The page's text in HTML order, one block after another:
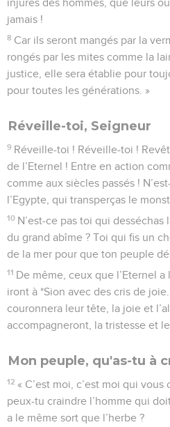
injures des hommes, que leurs
jamais !
8 Car ils seront mangés par la
rongés par les mites comme la
justice, elle sera établie pour
pour toutes les générations. »
Réveille-toi, Seigneur
9 Réveille-toi ! Réveille-toi !
de l’Eternel ! Entre en action
comme aux siècles passés !
l’Egypte, qui transperças le
10 N’est-ce pas toi qui
du grand abîme ? Toi qui fis un
de la mer pour que ton peuple
11 De même, ceux que l’Eternel
iront à *Sion avec des cris de
couronnera leur tête, la joie et
accompagneront, la tristesse et
Mon peuple, qu'as-tu à
12 « C’est moi, c’est moi qui
peux-tu craindre l’homme qui
a le même sort que l’herbe ?